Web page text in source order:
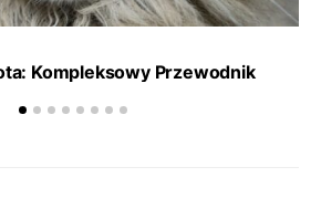
Kompleksowy Przewodnik